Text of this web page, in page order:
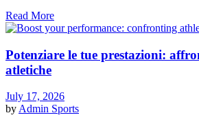
Read More
Potenziare le tue prestazioni:
atletiche
July 17, 2026
by Admin Sports